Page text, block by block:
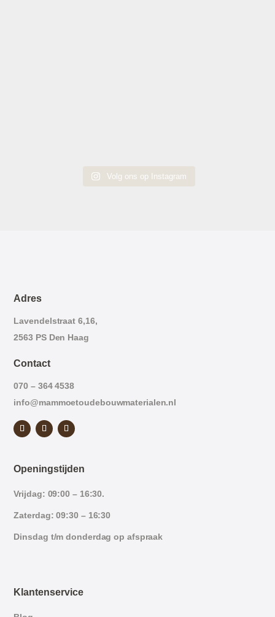
Volg ons op Instagram
Adres
Lavendelstraat 6,16,
2563 PS Den Haag
Contact
070 – 364 4538
info@mammoetoudebouwmaterialen.nl
Openingstijden
Vrijdag: 09:00 – 16:30.
Zaterdag: 09:30 – 16:30
Dinsdag t/m donderdag op afspraak
Klantenservice